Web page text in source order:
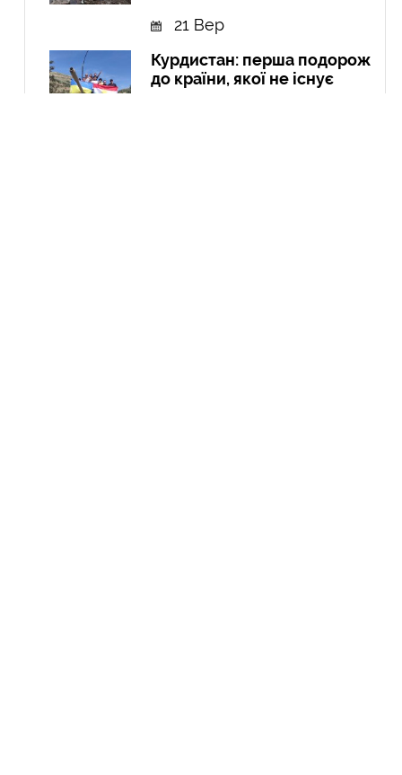
21 Вер
Курдистан: перша подорож
до країни, якої не існує